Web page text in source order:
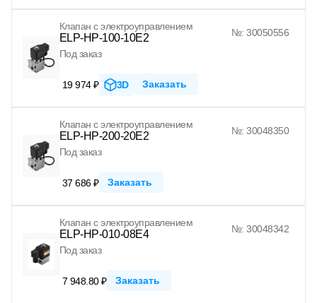
Клапан с электроуправлением
ELP-HP-100-10E2
№: 30050556
Под заказ
19 974 ₽ 3D Заказать
Клапан с электроуправлением
ELP-HP-200-20E2
№: 30048350
Под заказ
37 686 ₽ Заказать
Клапан с электроуправлением
ELP-HP-010-08E4
№: 30048342
Под заказ
7 948.80 ₽ Заказать